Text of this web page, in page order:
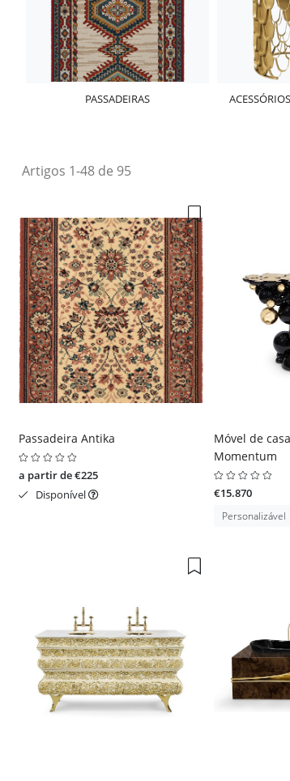
PASSADEIRAS
Artigos 1-48 de 95
Passadeira Antika
a partir de €225
Disponível
Móvel de
Momentum
€15.870
Personalizável